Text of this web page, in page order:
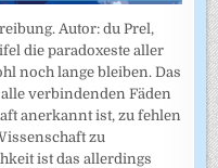
Autor: du Prel,
die paradoxeste aller
noch lange bleiben. Das
verbindenden Fäden
anerkannt ist, zu fehlen
zu
ist das allerdings